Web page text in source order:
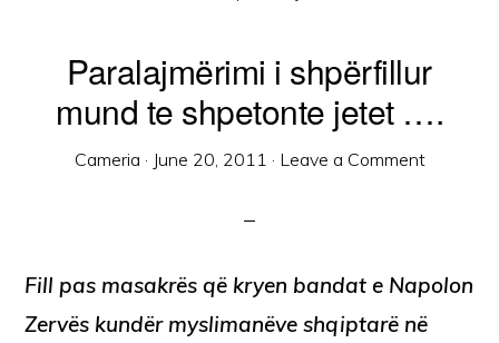
Popullit
Cam
Paralajmërimi i shpërfillur
mund te shpetonte jetet ….
Cameria · June 20, 2011 · Leave a Comment
Fill pas masakrës që kryen bandat e Napolon
Zervës kundër myslimanëve shqiptarë në